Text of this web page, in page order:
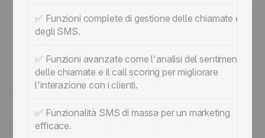
✅ Funzioni complete di gestione delle chiamate e
degli SMS.
✅ Funzioni avanzate come l'analisi del sentiment
delle chiamate e il call scoring per migliorare
l'interazione con i clienti.
✅ Funzionalità SMS di massa per un marketing
efficace.